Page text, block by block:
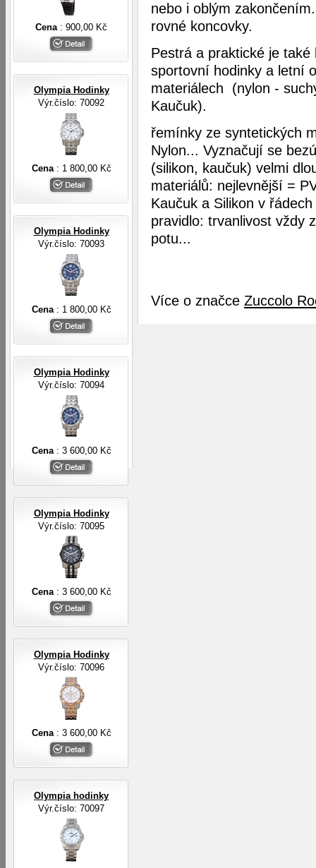
nebo i oblým
rovné koncovky.
Pestrá a praktické je
sportovní hodinky a letní
materiálech (nylon -
Kaučuk).
řemínky ze syntetických
Nylon... Vyznačují se
(silikon, kaučuk) velmi
materiálů: nejlevnější =
Kaučuk a Silikon v
pravidlo: trvanlivost vždy
potu...
Více o značce Zuccolo
Cena : 900,00 Kč
Olympia Hodinky
Výr.číslo: 70092
Cena : 1 800,00 Kč
Olympia Hodinky
Výr.číslo: 70093
Cena : 1 800,00 Kč
Olympia Hodinky
Výr.číslo: 70094
Cena : 3 600,00 Kč
Olympia Hodinky
Výr.číslo: 70095
Cena : 3 600,00 Kč
Olympia Hodinky
Výr.číslo: 70096
Cena : 3 600,00 Kč
Olympia hodinky
Výr.číslo: 70097